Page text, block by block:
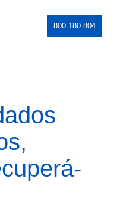
800 180 804